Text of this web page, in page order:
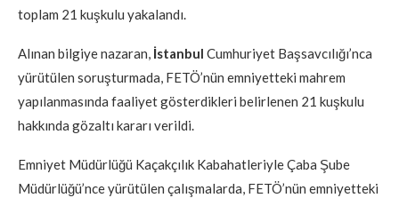
toplam 21 kuşkulu yakalandı.
Alınan bilgiye nazaran, İstanbul Cumhuriyet Başsavcılığı’nca
yürütülen soruşturmada, FETÖ’nün emniyetteki mahrem
yapılanmasında faaliyet gösterdikleri belirlenen 21 kuşkulu
hakkında gözaltı kararı verildi.
Emniyet Müdürlüğü Kaçakçılık Kabahatleriyle Çaba Şube
Müdürlüğü’nce yürütülen çalışmalarda, FETÖ’nün emniyetteki